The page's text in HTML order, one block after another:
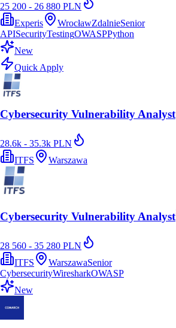
25 200 - 26 880 PLN
Experis
WrocławZdalnieSenior
APISecurityTestingOWASPPython
New
Quick Apply
Cybersecurity Vulnerability Analyst
28.6k - 35.3k PLN
ITFS
Warszawa
Cybersecurity Vulnerability Analyst
28 560 - 35 280 PLN
ITFS
WarszawaSenior
CybersecurityWiresharkOWASP
New